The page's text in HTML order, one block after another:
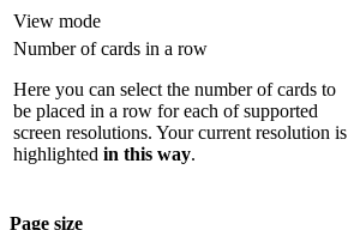
View mode
Number of cards in a row
Here you can select the number of cards to
be placed in a row for each of supported
screen resolutions. Your current resolution is
highlighted in this way.
Page size